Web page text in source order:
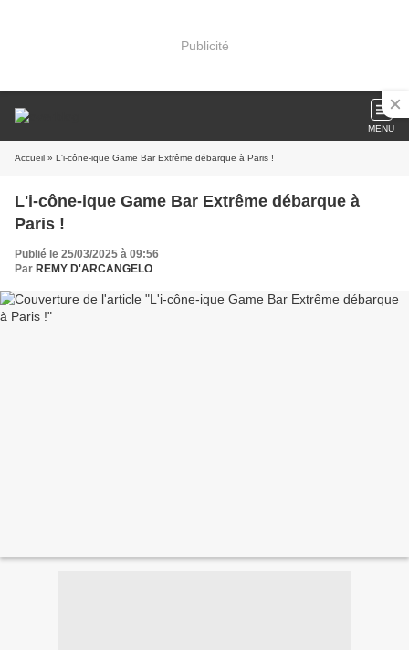
Publicité
MENU
Accueil » L'i-cône-ique Game Bar Extrême débarque à Paris !
L'i-cône-ique Game Bar Extrême débarque à
Paris !
Publié le 25/03/2025 à 09:56
Par REMY D'ARCANGELO